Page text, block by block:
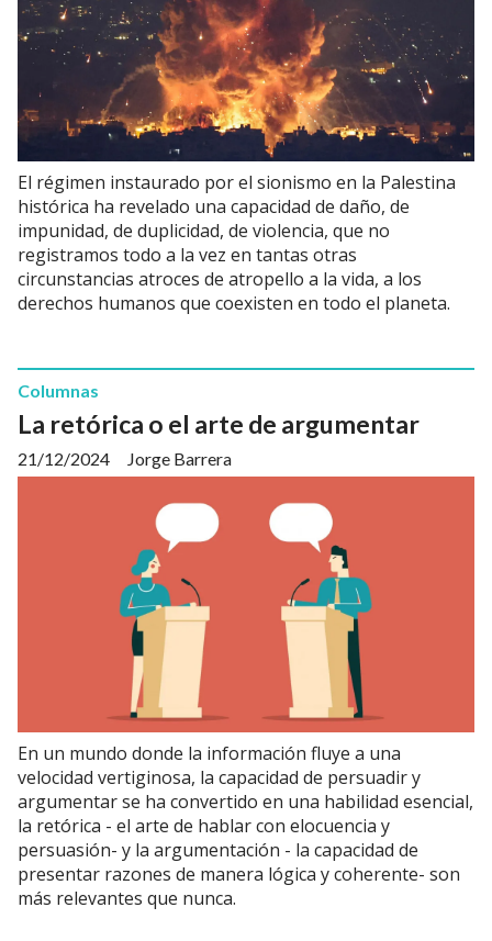
El régimen instaurado por el sionismo en la Palestina
histórica ha revelado una capacidad de daño, de
impunidad, de duplicidad, de violencia, que no
registramos todo a la vez en tantas otras
circunstancias atroces de atropello a la vida, a los
derechos humanos que coexisten en todo el planeta.
La retórica o el arte de argumentar
Jorge Barrera
Columnas
21/12/2024
En un mundo donde la información fluye a una
velocidad vertiginosa, la capacidad de persuadir y
argumentar se ha convertido en una habilidad esencial,
la retórica - el arte de hablar con elocuencia y
persuasión- y la argumentación - la capacidad de
presentar razones de manera lógica y coherente- son
más relevantes que nunca.